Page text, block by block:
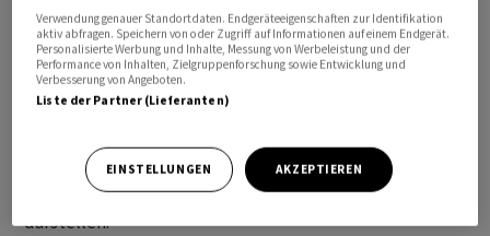
Die FDA will bis spätestens 9. Oktober 2026 über die
Zulassung entscheiden, wie das Pharmaunternehmen
am Donnerstag mitteilte. Im Falle einer Zulassung
könne Tecentriq in Kombination mit einer
Chemotherapie einen neuen Behandlungsstandard nach
einer Operation für diese spezielle Darmkrebsform
darstellen.
Verwendung genauer Standortdaten. Endgeräteeigenschaften zur Identifikation
aktiv abfragen. Speichern von oder Zugriff auf Informationen auf einem Endgerät.
Personalisierte Werbung und Inhalte, Messung von Werbeleistung und der
Performance von Inhalten, Zielgruppenforschung sowie Entwicklung und
Verbesserung von Angeboten.
Liste der Partner (Lieferanten)
EINSTELLUNGEN AKZEPTIEREN